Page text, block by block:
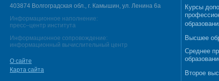
403874 Волгоградская обл., г. Камышин, ул. Ленина 6а
Информационное наполнение:
пресс–центр института
Информационное сопровождение:
информационный вычислительный центр
О сайте
Карта сайта
Курсы
Высшее
Среднее
Второе